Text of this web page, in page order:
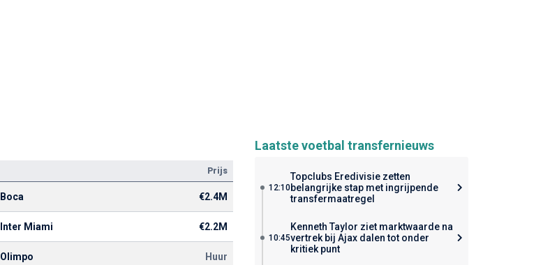
Prijs
Boca €2.4M
Inter Miami €2.2M
Olimpo Huur
Laatste voetbal transfernieuws
12:10
Topclubs Eredivisie zetten
belangrijke stap met ingrijpende
transfermaatregel
10:45
Kenneth Taylor ziet marktwaarde na
vertrek bij Ajax dalen tot onder
kritiek punt